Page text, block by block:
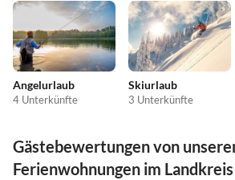
Angelurlaub
4 Unterkünfte
Skiurlaub
3 Unterkünfte
Gästebewertungen von
Ferienwohnungen im